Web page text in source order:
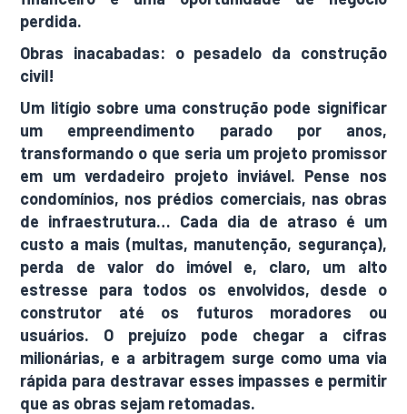
perdida.
Obras inacabadas: o pesadelo da construção
civil!
Um litígio sobre uma construção pode significar
um empreendimento parado por anos,
transformando o que seria um projeto promissor
em um verdadeiro projeto inviável. Pense nos
condomínios, nos prédios comerciais, nas obras
de infraestrutura… Cada dia de atraso é um
custo a mais (multas, manutenção, segurança),
perda de valor do imóvel e, claro, um alto
estresse para todos os envolvidos, desde o
construtor até os futuros moradores ou
usuários. O prejuízo pode chegar a cifras
milionárias, e a arbitragem surge como uma via
rápida para destravar esses impasses e permitir
que as obras sejam retomadas.